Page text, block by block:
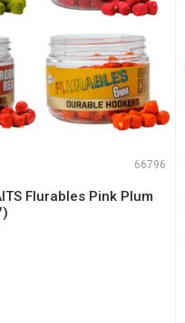
66796
Flurables Pink Plum